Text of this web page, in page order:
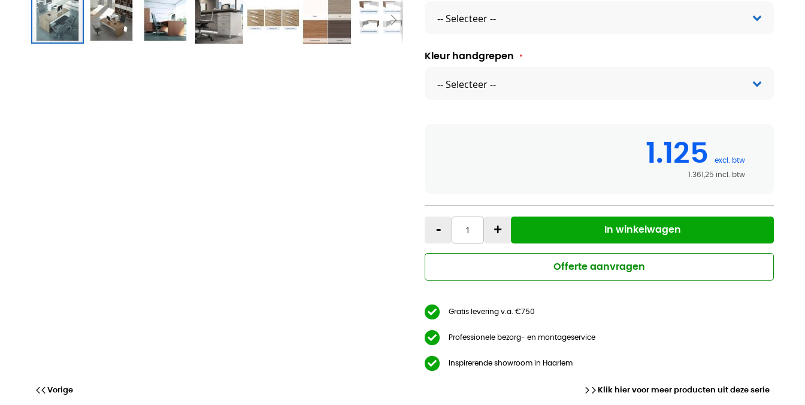
Quadrifoglio T45 directiebureau - met aanbouw
Kleur handgrepen
1.125
1.361,25
- + In winkelwagen
Offerte aanvragen
Gratis levering v.a. €750
Professionele bezorg- en montageservice
Inspirerende showroom in Haarlem
Vorige Klik hier voor meer producten uit deze serie